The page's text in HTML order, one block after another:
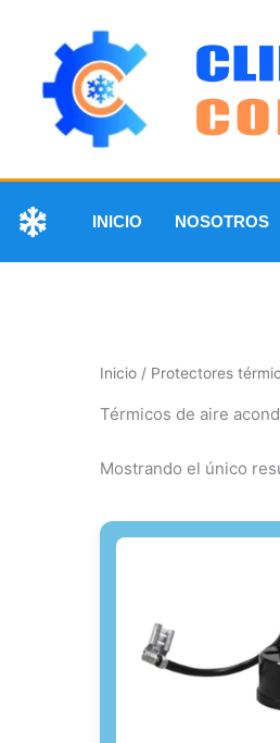
INICIO NOSOTROS
Inicio / Protectores
Térmicos de aire
Mostrando el único